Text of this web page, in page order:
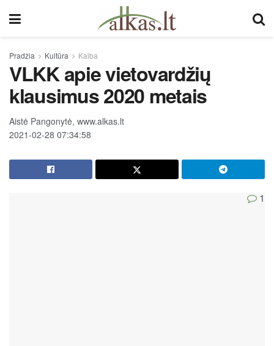
Pradžia Kultūra Kalba
VLKK apie vietovardžių
klausimus 2020 metais
Aistė Pangonytė, www.alkas.lt
2021-02-28 07:34:58
1